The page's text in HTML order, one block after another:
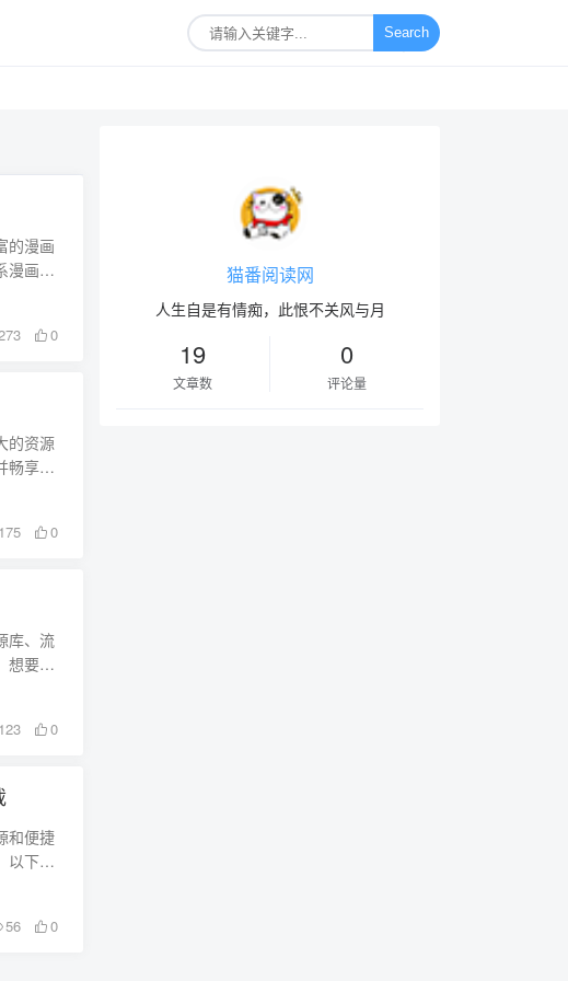
Search
的漫画
漫画，
和自
优势
，提供
彩漫
番阅读
最真实
整画
，打
伤害，
的作
以将喜
是对于
番阅读
受纯
法与技
确保应
地区限
网上，
选择从
来源的
0
的资源
畅享精
体验
方应用
然可以
，下
宝为用
受国内
三方安
效的
以访问
完成
三、通
将APK
操作
储 将
设备上
175 0
库、流
想要安
安装
下载方
Google
的猫番
免地
的安卓
阅读
你可
APK文
123 0
和便捷
以下是
一、
地区
需要注
56 0
猫番阅读网
人生自是有情痴，此恨不关风与月
19
文章数
0
评论量